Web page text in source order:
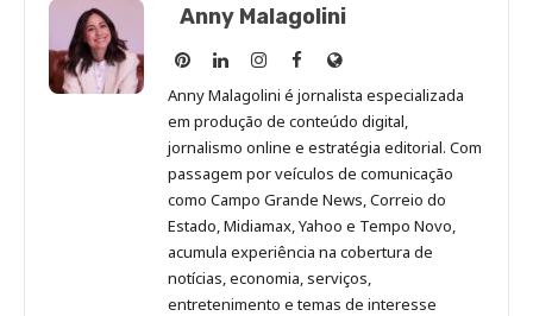
Anny Malagolini
Anny
Malagolini
no
Pinterest
Anny
Malagolini
no
LinkedIn
Anny
Malagolini
no
Instagram
Anny
Malagolini
no
Facebook
Site
de
Anny
Malagolini
Anny Malagolini é jornalista especializada
em produção de conteúdo digital,
jornalismo online e estratégia editorial. Com
passagem por veículos de comunicação
como Campo Grande News, Correio do
Estado, Midiamax, Yahoo e Tempo Novo,
acumula experiência na cobertura de
notícias, economia, serviços,
entretenimento e temas de interesse